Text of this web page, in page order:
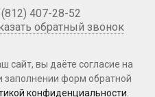
407-28-52
обратный звонок
сайт, вы даёте согласие на
заполнении форм обратной
конфиденциальности.